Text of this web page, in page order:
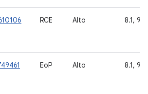
RCE Alto 8.1, 9,
EoP Alto 8.1, 9,